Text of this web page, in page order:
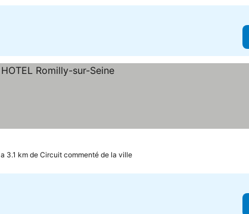
a 3.1 km de Circuit commenté de la ville